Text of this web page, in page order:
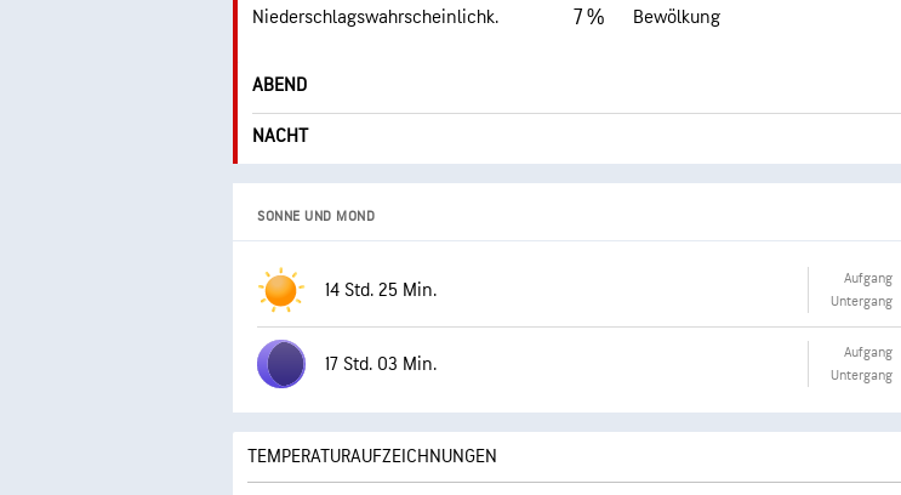
Niederschlagswahrscheinlichk. 7 % Bewölkung
ABEND
NACHT
SONNE UND MOND
14 Std. 25 Min. Aufgang
Untergang
17 Std. 03 Min. Aufgang
Untergang
TEMPERATURAUFZEICHNUNGEN